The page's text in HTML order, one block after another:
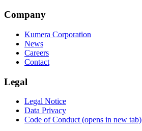
Company
Kumera Corporation
News
Careers
Contact
Legal
Legal Notice
Data Privacy
Code of Conduct (opens in new tab)